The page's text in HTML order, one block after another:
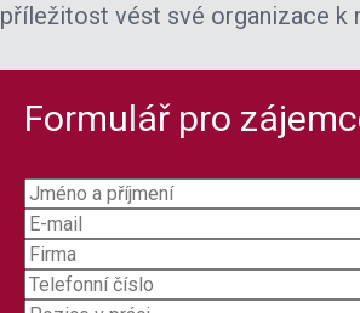
příležitost vést své organizace k
Formulář pro